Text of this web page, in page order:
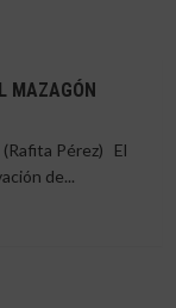
MAZAGÓN
(Rafita Pérez) El
de...